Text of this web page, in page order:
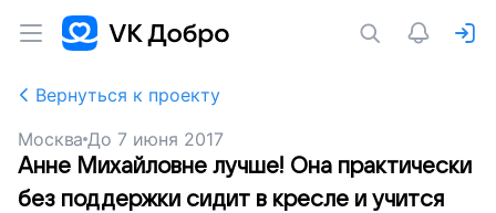
Вернуться к проекту
Москва До 7 июня 2017
Анне Михайловне лучше! Она практически
без поддержки сидит в кресле и учится